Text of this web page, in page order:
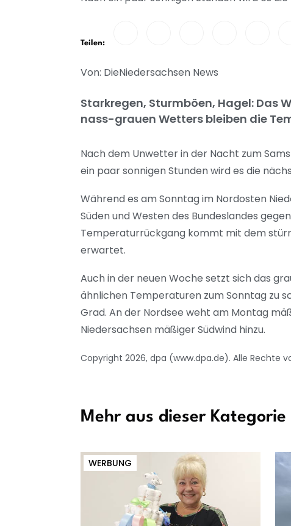
Teilen:
Von: DieNiedersachsen News
Starkregen, Sturmböen, Hagel: Das
nass-grauen Wetters bleiben die
Nach dem Unwetter in der Nacht zum
ein paar sonnigen Stunden wird es die
Während es am Sonntag im Nordosten
Süden und Westen des Bundeslandes
Temperaturrückgang kommt mit dem
erwartet.
Auch in der neuen Woche setzt sich das
ähnlichen Temperaturen zum Sonntag zu
Grad. An der Nordsee weht am Montag
Niedersachsen mäßiger Südwind hinzu.
Copyright 2026, dpa (www.dpa.de). Alle Rechte
Mehr aus dieser Kategorie
WERBUNG